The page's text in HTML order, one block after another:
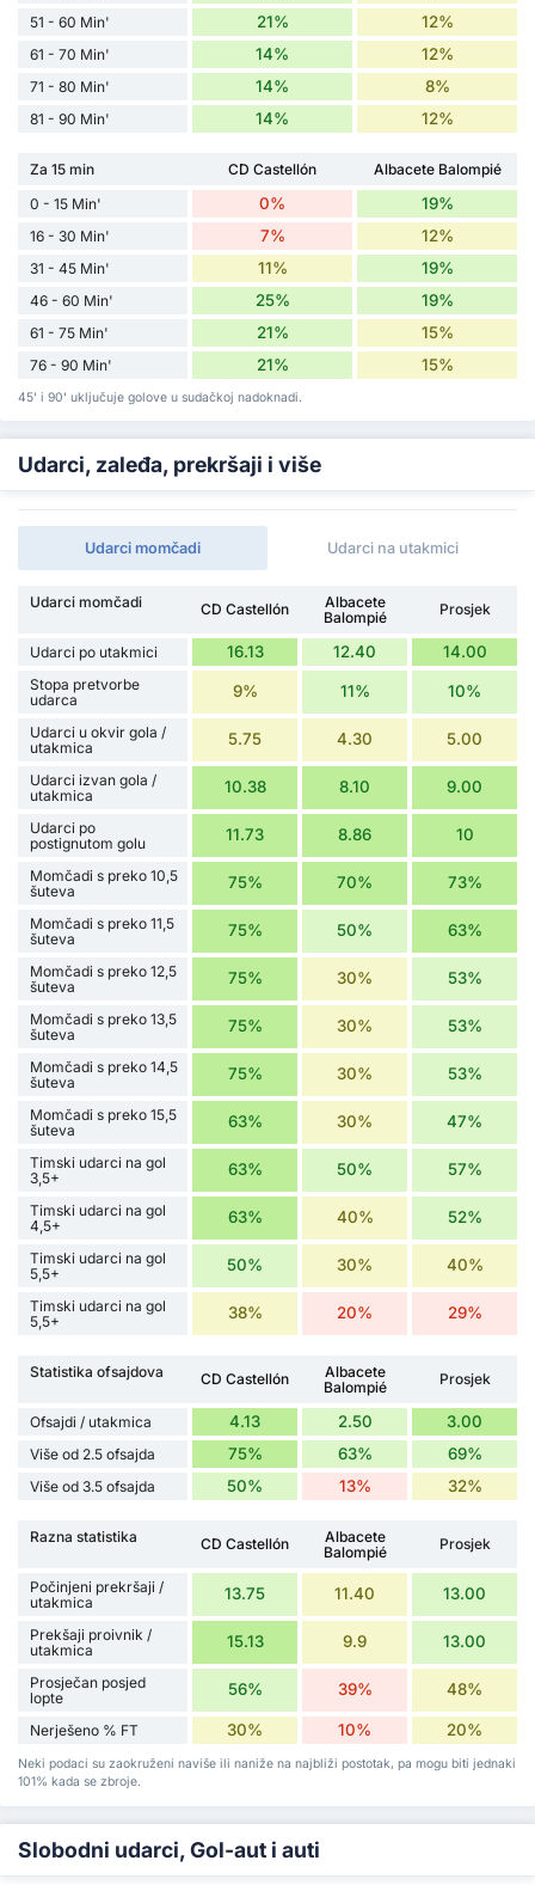
51 - 60 Min' 21% 12%
61 - 70 Min' 14% 12%
71 - 80 Min' 14% 8%
81 - 90 Min' 14% 12%
Za 15 min CD Castellón
Albacete Balompié
0 - 15 Min'
0% 19%
16 - 30 Min' 7% 12%
31 - 45 Min' 11% 19%
46 - 60 Min' 25% 19%
61 - 75 Min' 21% 15%
76 - 90 Min' 21% 15%
45' i 90' uključuje golove u sudačkoj nadoknadi.
Udarci, zaleđa, prekršaji i više
Udarci momčadi Udarci na utakmici
Udarci momčadi CD Castellón
Albacete
Balompié
Prosjek
Udarci po utakmici 16.13 12.40 14.00
Stopa pretvorbe
udarca
9% 11% 10%
Udarci u okvir gola /
utakmica
5.75 4.30 5.00
Udarci izvan gola /
utakmica
10.38 8.10 9.00
Udarci po
postignutom golu
11.73 8.86 10
Momčadi s preko 10,5
šuteva
75% 70% 73%
Momčadi s preko 11,5
šuteva
75% 50% 63%
Momčadi s preko 12,5
šuteva
75% 30% 53%
Momčadi s preko 13,5
šuteva
75% 30% 53%
Momčadi s preko 14,5
šuteva
75% 30% 53%
Momčadi s preko 15,5
šuteva
63% 30% 47%
Timski udarci na gol
3,5+
63% 50% 57%
Timski udarci na gol
4,5+
63% 40% 52%
Timski udarci na gol
5,5+
50% 30% 40%
Timski udarci na gol
5,5+
38% 20% 29%
Statistika ofsajdova CD Castellón
Albacete
Balompié
Prosjek
Ofsajdi / utakmica 4.13 2.50 3.00
Više od 2.5 ofsajda 75% 63% 69%
Više od 3.5 ofsajda 50% 13% 32%
Razna statistika CD Castellón
Albacete
Balompié
Prosjek
Počinjeni prekršaji /
utakmica
13.75 11.40 13.00
Prekšaji proivnik /
utakmica
15.13 9.9 13.00
Prosječan posjed
lopte
56% 39% 48%
Nerješeno % FT 30% 10% 20%
Neki podaci su zaokruženi naviše ili naniže na najbliži postotak, pa mogu biti jednaki
101% kada se zbroje.
Slobodni udarci, Gol-aut i auti